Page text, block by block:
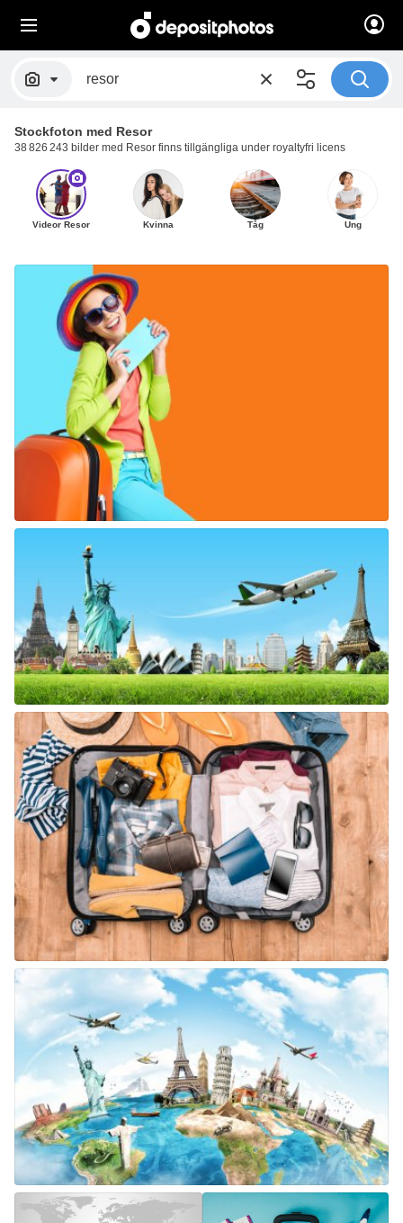
Stockfoton med Resor
38 826 243 bilder med Resor finns tillgängliga under royaltyfri licens
Videor Resor Kvinna Tåg Ung